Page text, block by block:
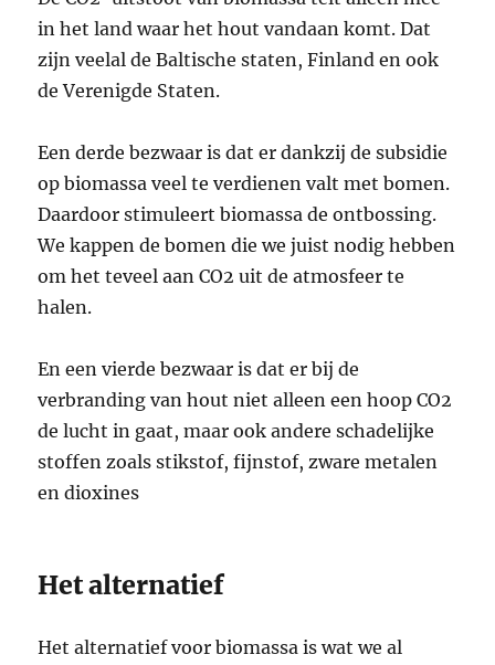
in het land waar het hout vandaan komt. Dat
zijn veelal de Baltische staten, Finland en ook
de Verenigde Staten.
Een derde bezwaar is dat er dankzij de subsidie
op biomassa veel te verdienen valt met bomen.
Daardoor stimuleert biomassa de ontbossing.
We kappen de bomen die we juist nodig hebben
om het teveel aan CO2 uit de atmosfeer te
halen.
En een vierde bezwaar is dat er bij de
verbranding van hout niet alleen een hoop CO2
de lucht in gaat, maar ook andere schadelijke
stoffen zoals stikstof, fijnstof, zware metalen
en dioxines
Het alternatief
Het alternatief voor biomassa is wat we al